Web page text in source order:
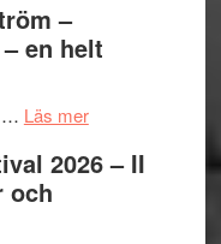
–
en helt
… Läs merom
Håkan
2026 – II
och